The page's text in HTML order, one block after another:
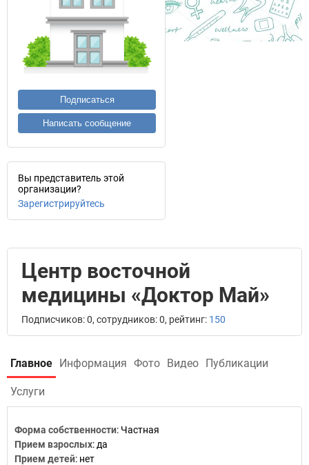
Подписаться
Написать сообщение
Вы представитель этой
организации?
Зарегистрируйтесь
Центр восточной
медицины «Доктор Май»
Подписчиков: 0, сотрудников: 0, рейтинг: 150
Главное Информация Фото Видео Публикации
Услуги
Форма собственности: Частная
Прием взрослых: да
Прием детей: нет